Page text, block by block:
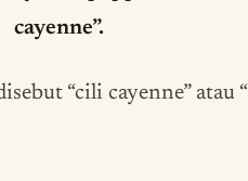
cayenne”.
“cili cayenne” atau